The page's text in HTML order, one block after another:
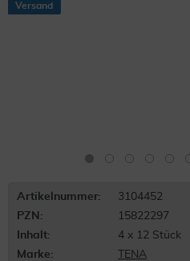
Versand
Artikelnummer:
3104452
PZN:
15822297
Inhalt:
4 x 12 Stück
Marke:
TENA